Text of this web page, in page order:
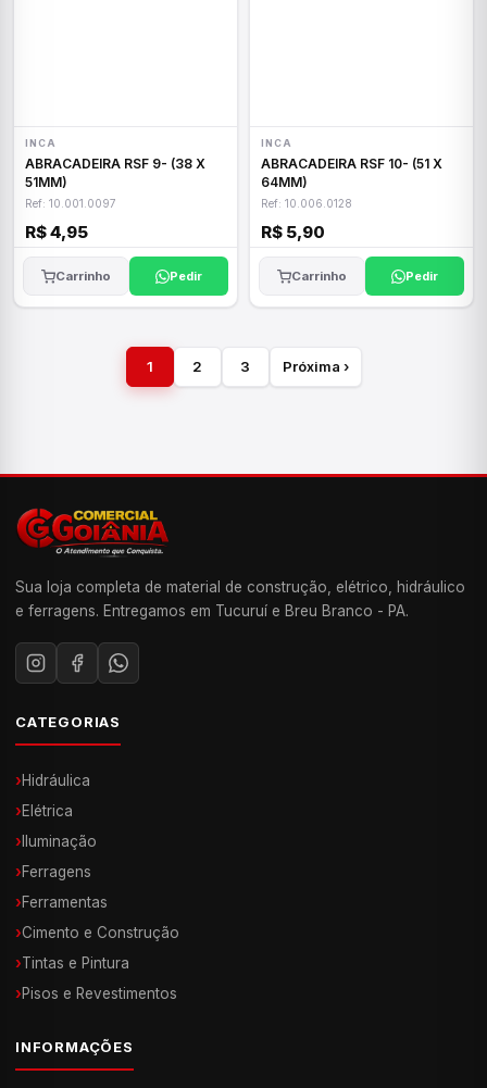
INCA
ABRACADEIRA RSF 9- (38 X
51MM)
Ref: 10.001.0097
R$ 4,95
Carrinho Pedir
INCA
ABRACADEIRA RSF 10- (51 X
64MM)
Ref: 10.006.0128
R$ 5,90
Carrinho Pedir
1 2 3 Próxima ›
Sua loja completa de material de construção, elétrico, hidráulico
e ferragens. Entregamos em Tucuruí e Breu Branco - PA.
CATEGORIAS
›Hidráulica
›Elétrica
› Iluminação
›Ferragens
›Ferramentas
›Cimento e Construção
›Tintas e Pintura
›Pisos e Revestimentos
INFORMAÇÕES